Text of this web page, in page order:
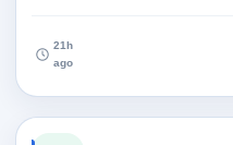
21h
ago